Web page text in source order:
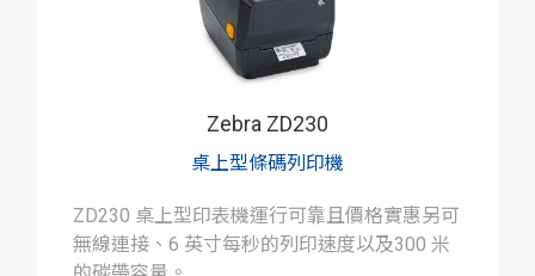
Zebra ZD230
桌上型條碼列印機
ZD230 桌上型印表機運行可靠且價格實惠另可
無線連接、6 英寸每秒的列印速度以及300 米